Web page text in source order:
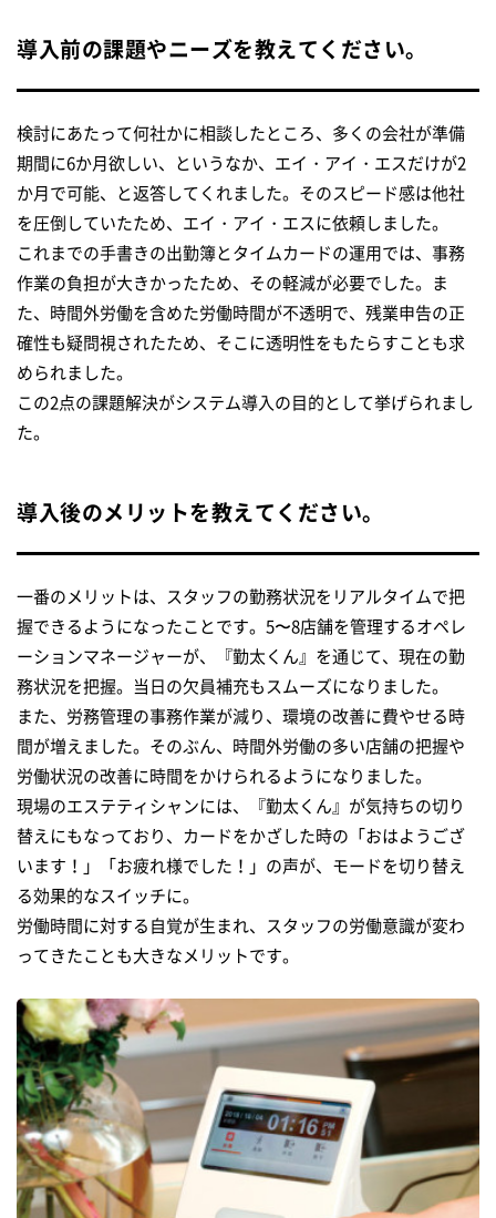
導入前の課題やニーズを教えてください。
検討にあたって何社かに相談したところ、多くの会社が準備
期間に6か月欲しい、というなか、エイ・アイ・エスだけが2
か月で可能、と返答してくれました。そのスピード感は他社
を圧倒していたため、エイ・アイ・エスに依頼しました。
これまでの手書きの出勤簿とタイムカードの運用では、事務
作業の負担が大きかったため、その軽減が必要でした。ま
た、時間外労働を含めた労働時間が不透明で、残業申告の正
確性も疑問視されたため、そこに透明性をもたらすことも求
められました。
この2点の課題解決がシステム導入の目的として挙げられまし
た。
導入後のメリットを教えてください。
一番のメリットは、スタッフの勤務状況をリアルタイムで把
握できるようになったことです。5〜8店舗を管理するオペレ
ーションマネージャーが、『勤太くん』を通じて、現在の勤
務状況を把握。当日の欠員補充もスムーズになりました。
また、労務管理の事務作業が減り、環境の改善に費やせる時
間が増えました。そのぶん、時間外労働の多い店舗の把握や
労働状況の改善に時間をかけられるようになりました。
現場のエステティシャンには、『勤太くん』が気持ちの切り
替えにもなっており、カードをかざした時の「おはようござ
います！」「お疲れ様でした！」の声が、モードを切り替え
る効果的なスイッチに。
労働時間に対する自覚が生まれ、スタッフの労働意識が変わ
ってきたことも大きなメリットです。